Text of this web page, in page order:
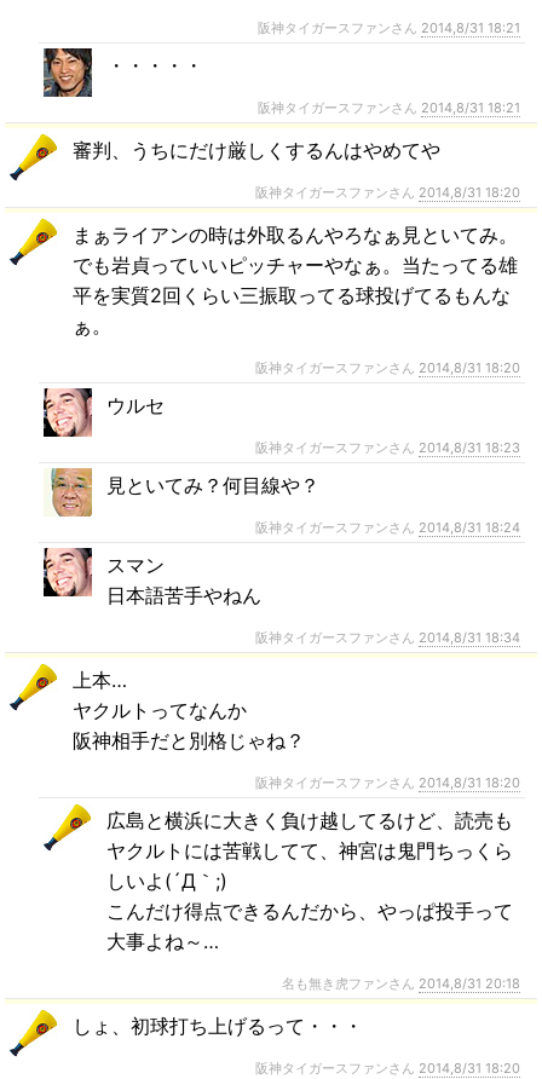
阪神タイガースファンさん 2014,8/31 18:21
・・・・・
阪神タイガースファンさん 2014,8/31 18:21
審判、うちにだけ厳しくするんはやめてや
阪神タイガースファンさん 2014,8/31 18:20
まぁライアンの時は外取るんやろなぁ見といてみ。
でも岩貞っていいピッチャーやなぁ。当たってる雄
平を実質2回くらい三振取ってる球投げてるもんな
ぁ。
阪神タイガースファンさん 2014,8/31 18:20
ウルセ
阪神タイガースファンさん 2014,8/31 18:23
見といてみ？何目線や？
阪神タイガースファンさん 2014,8/31 18:24
スマン
日本語苦手やねん
阪神タイガースファンさん 2014,8/31 18:34
上本…
ヤクルトってなんか
阪神相手だと別格じゃね？
阪神タイガースファンさん 2014,8/31 18:20
広島と横浜に大きく負け越してるけど、読売も
ヤクルトには苦戦してて、神宮は鬼門ちっくら
しいよ(´Д｀;)
こんだけ得点できるんだから、やっぱ投手って
大事よね～…
名も無き虎ファンさん 2014,8/31 20:18
しょ、初球打ち上げるって・・・
阪神タイガースファンさん 2014,8/31 18:20